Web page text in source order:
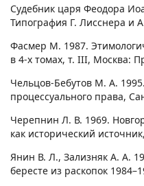
Судебник царя Феодора
Типография Г. Лисснера и
Фасмер М. 1987.
в 4-х томах, т. III, Москва:
Чельцов-Бебутов М. А.
процессуального права,
Черепнин Л. В. 1969.
как исторический
Янин В. Л., Зализняк А. А.
бересте из раскопок